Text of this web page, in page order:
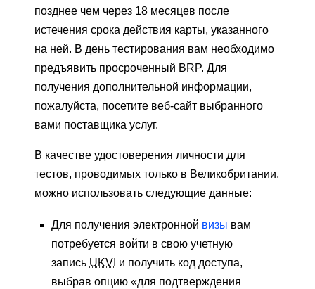
позднее чем через 18 месяцев после
истечения срока действия карты, указанного
на ней. В день тестирования вам необходимо
предъявить просроченный BRP. Для
получения дополнительной информации,
пожалуйста, посетите веб-сайт выбранного
вами поставщика услуг.
В качестве удостоверения личности для
тестов, проводимых только в Великобритании,
можно использовать следующие данные:
Для получения электронной визы вам
потребуется войти в свою учетную
запись UKVI и получить код доступа,
выбрав опцию «для подтверждения